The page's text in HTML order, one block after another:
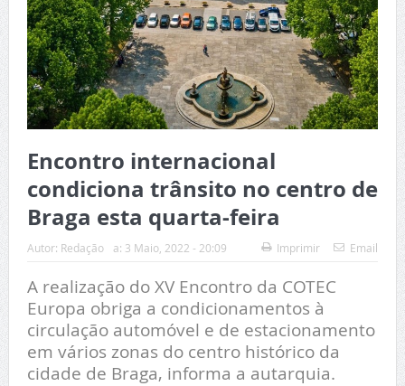
Encontro internacional
condiciona trânsito no centro de
Braga esta quarta-feira
Autor: Redação a: 3 Maio, 2022 - 20:09 Imprimir Email
A realização do XV Encontro da COTEC
Europa obriga a condicionamentos à
circulação automóvel e de estacionamento
em vários zonas do centro histórico da
cidade de Braga, informa a autarquia.